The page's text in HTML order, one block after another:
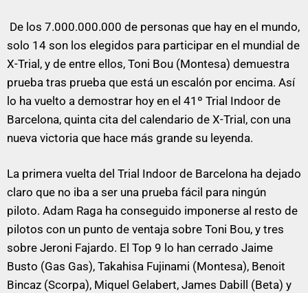
De los 7.000.000.000 de personas que hay en el mundo,
solo 14 son los elegidos para participar en el mundial de
X-Trial, y de entre ellos, Toni Bou (Montesa) demuestra
prueba tras prueba que está un escalón por encima. Así
lo ha vuelto a demostrar hoy en el 41º Trial Indoor de
Barcelona, quinta cita del calendario de X-Trial, con una
nueva victoria que hace más grande su leyenda.
La primera vuelta del Trial Indoor de Barcelona ha dejado
claro que no iba a ser una prueba fácil para ningún
piloto. Adam Raga ha conseguido imponerse al resto de
pilotos con un punto de ventaja sobre Toni Bou, y tres
sobre Jeroni Fajardo. El Top 9 lo han cerrado Jaime
Busto (Gas Gas), Takahisa Fujinami (Montesa), Benoit
Bincaz (Scorpa), Miquel Gelabert, James Dabill (Beta) y